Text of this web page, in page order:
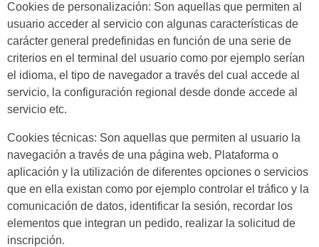
Cookies de personalización: Son aquellas que permiten al
usuario acceder al servicio con algunas características de
carácter general predefinidas en función de una serie de
criterios en el terminal del usuario como por ejemplo serían
el idioma, el tipo de navegador a través del cual accede al
servicio, la configuración regional desde donde accede al
servicio etc.
Cookies técnicas: Son aquellas que permiten al usuario la
navegación a través de una página web. Plataforma o
aplicación y la utilización de diferentes opciones o servicios
que en ella existan como por ejemplo controlar el tráfico y la
comunicación de datos, identificar la sesión, recordar los
elementos que integran un pedido, realizar la solicitud de
inscripción.